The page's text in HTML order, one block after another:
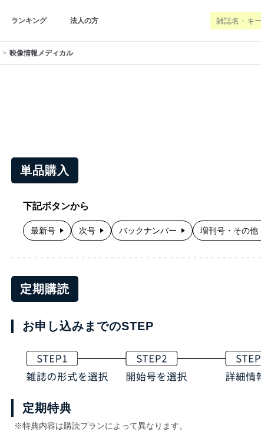
ランキング 法人の方
映像情報メディカル
単品購入
下記ボタンから
最新号 次号 バックナンバー 増刊号・その他
定期購読
お申し込みまでのSTEP
定期特典
※特典内容は購読プランによって異なります。